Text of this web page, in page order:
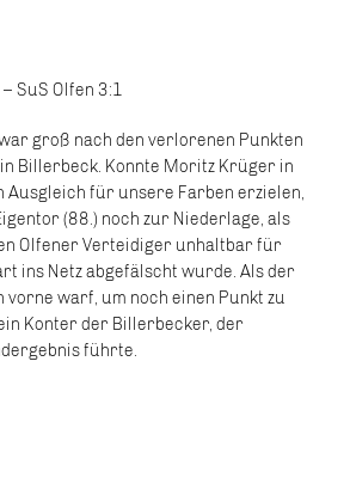
SuS Olfen 3:1
groß nach den verlorenen Punkten
Billerbeck. Konnte Moritz Krüger in
Ausgleich für unsere Farben erzielen,
(88.) noch zur Niederlage, als
Olfener Verteidiger unhaltbar für
ins Netz abgefälscht wurde. Als der
vorne warf, um noch einen Punkt zu
Konter der Billerbecker, der
führte.